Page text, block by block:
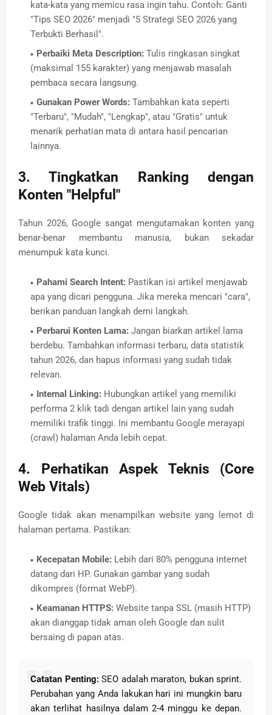
kata-kata yang memicu rasa ingin tahu. Contoh: Ganti
"Tips SEO 2026" menjadi "5 Strategi SEO 2026 yang
Terbukti Berhasil".
Perbaiki Meta Description: Tulis ringkasan singkat
(maksimal 155 karakter) yang menjawab masalah
pembaca secara langsung.
Gunakan Power Words: Tambahkan kata seperti
"Terbaru", "Mudah", "Lengkap", atau "Gratis" untuk
menarik perhatian mata di antara hasil pencarian
lainnya.
3. Tingkatkan Ranking dengan
Konten "Helpful"
Tahun 2026,Google sangat mengutamakan konten yang
benar-benar membantu manusia, bukan sekadar
menumpuk kata kunci.
Pahami Search Intent: Pastikan isi artikel menjawab
apa yang dicari pengguna. Jika mereka mencari "cara",
berikan panduan langkah demi langkah.
Perbarui Konten Lama: Jangan biarkan artikel lama
berdebu. Tambahkan informasi terbaru, data statistik
tahun 2026, dan hapus informasi yang sudah tidak
relevan.
Internal Linking: Hubungkan artikel yang memiliki
performa 2 klik tadi dengan artikel lain yang sudah
memiliki trafik tinggi. Ini membantu Google merayapi
(crawl) halaman Anda lebih cepat.
4. Perhatikan Aspek Teknis (Core
Web Vitals)
Google tidak akan menampilkan website yang lemot di
halaman pertama. Pastikan:
Kecepatan Mobile: Lebih dari 80% pengguna internet
datang dari HP. Gunakan gambar yang sudah
dikompres (format WebP).
Keamanan HTTPS: Website tanpa SSL (masih HTTP)
akan dianggap tidak aman oleh Google dan sulit
bersaing di papan atas.
Catatan Penting:SEO adalah maraton, bukan sprint.
Perubahan yang Anda lakukan hari ini mungkin baru
akan terlihat hasilnya dalam 2-4 minggu ke depan.